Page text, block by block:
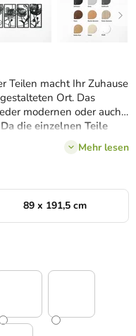
Teilen macht Ihr Zuhause
Ort. Das
modernen oder auch
Da die einzelnen Teile
besten nebeneinander
Mehr lesen
89 x 191,5 cm